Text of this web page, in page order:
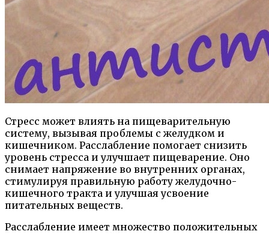
Стресс может влиять на пищеварительную
систему, вызывая проблемы с желудком и
кишечником. Расслабление помогает снизить
уровень стресса и улучшает пищеварение. Оно
снимает напряжение во внутренних органах,
стимулируя правильную работу желудочно-
кишечного тракта и улучшая усвоение
питательных веществ.
Расслабление имеет множество положительных